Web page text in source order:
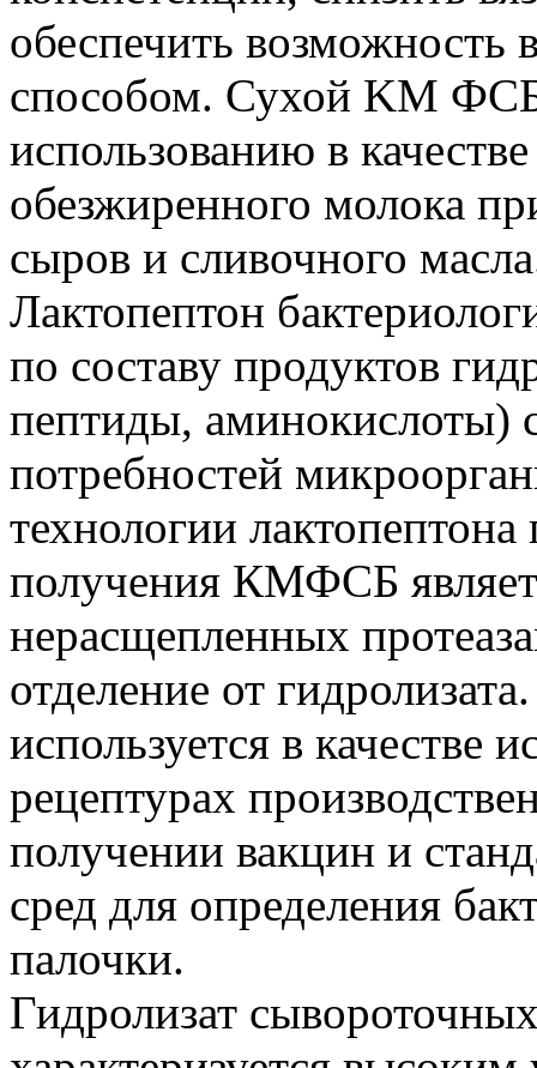
обеспечить
способом. Сухой KM
использованию в
обезжиренного молока
сыров и сливочного
Лактопептон
по составу продуктов
пептиды, аминокислоты)
потребностей
технологии
получения КМФСБ
нерасщепленных
отделение от
используется в качестве
рецептурах
получении вакцин и
сред для определения
палочки.
Гидролизат